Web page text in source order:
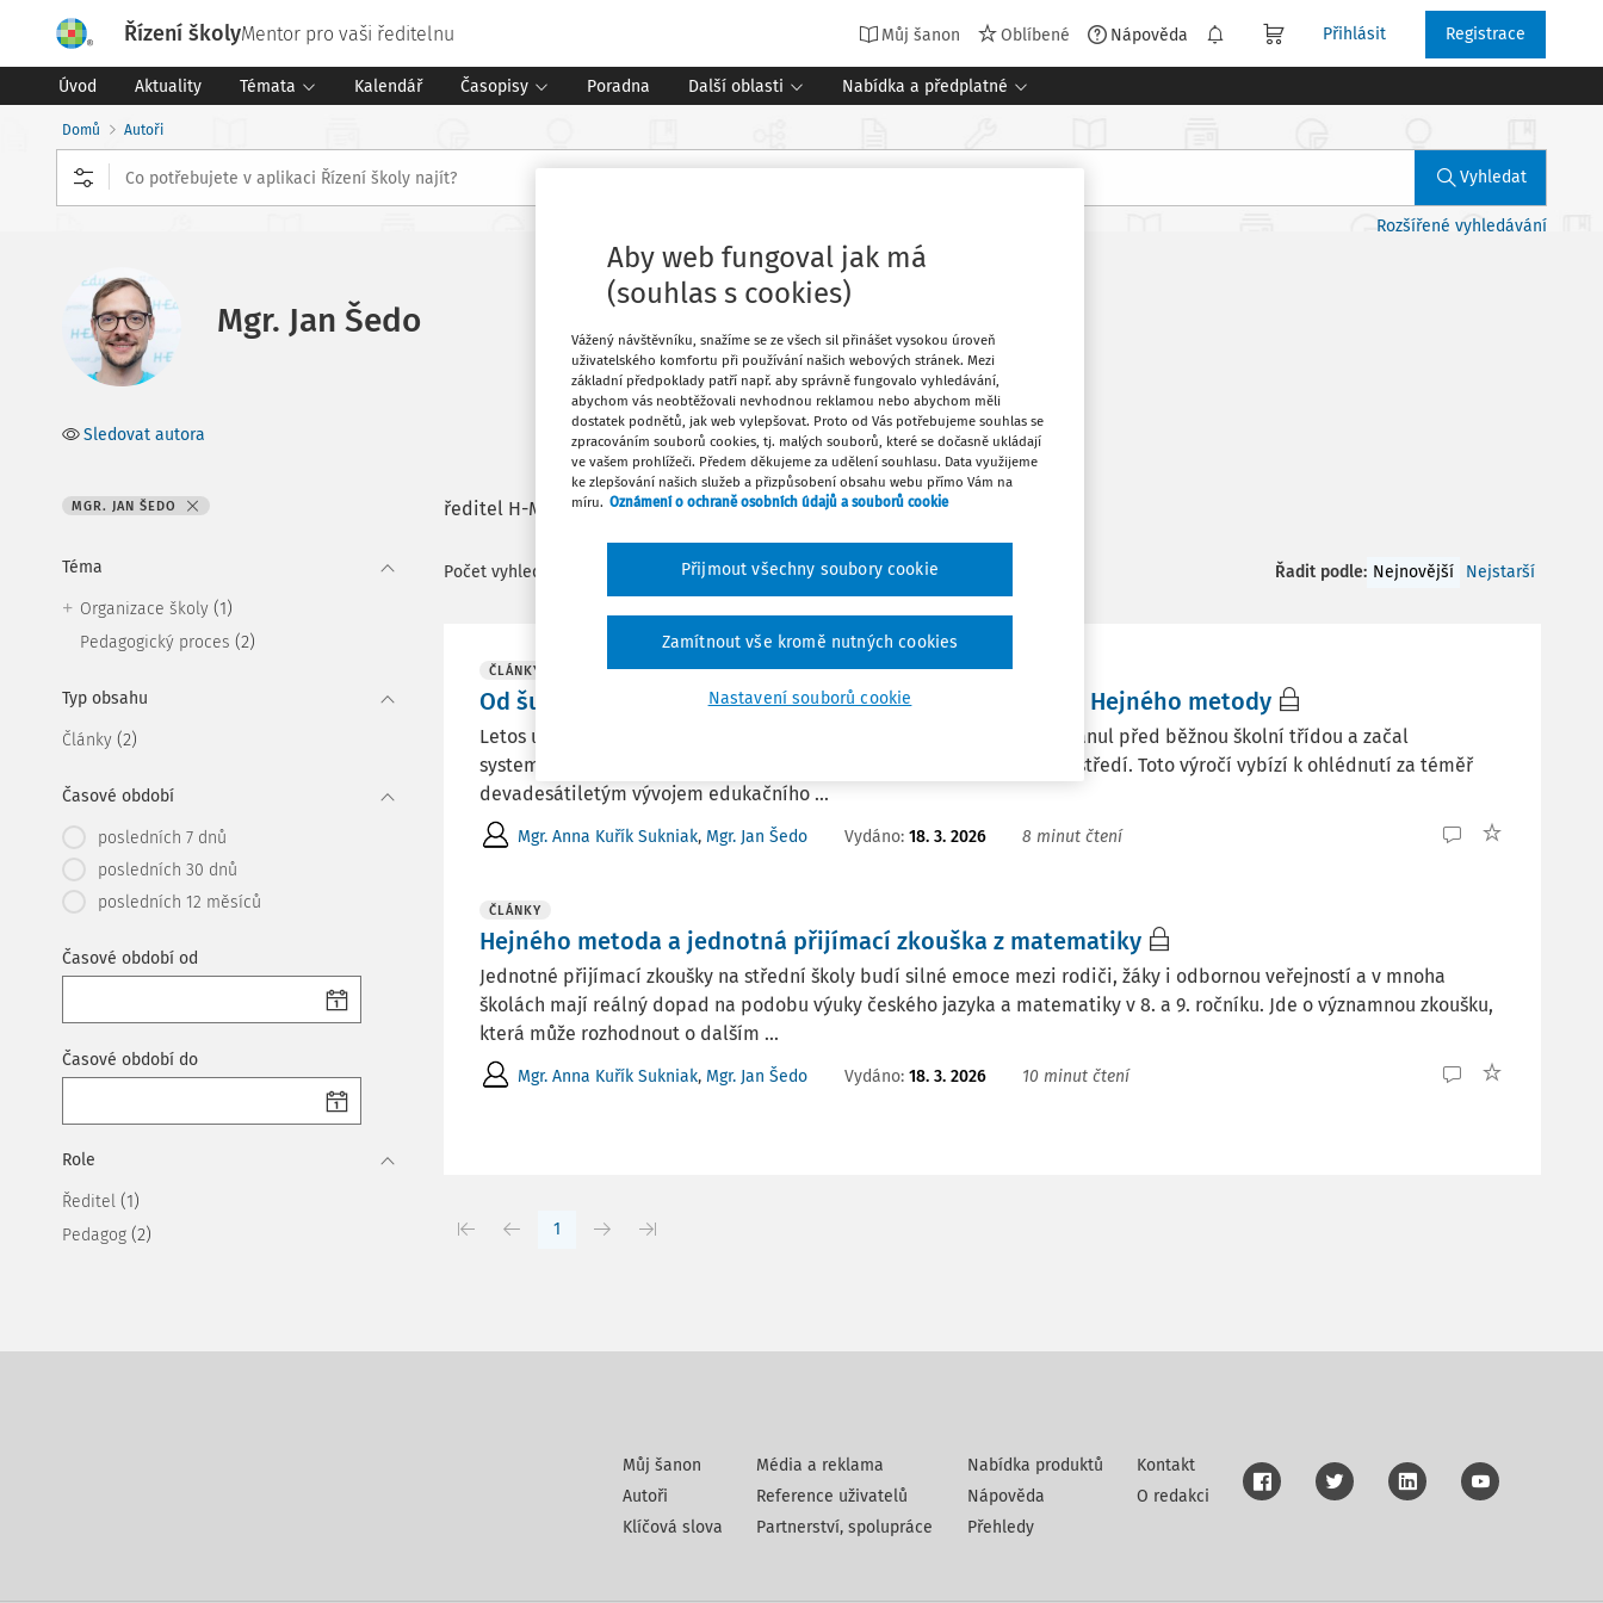
Řízení školyMentor pro vaši ředitelnu Můj šanon Oblíbené Nápověda Přihlásit Registrace
Úvod Aktuality Témata Kalendář Časopisy Poradna Další oblasti Nabídka a předplatné
Domů Autoři
Vyhledat
Rozšířené vyhledávání
Mgr. Jan Šedo
Sledovat autora
MGR. JAN ŠEDO
Téma
Organizace školy (1)
Pedagogický proces (2)
Typ obsahu
Články (2)
Časové období
posledních 7 dnů
posledních 30 dnů
posledních 12 měsíců
Časové období od
Časové období do
Role
Ředitel (1)
Pedagog (2)
ředitel H-MAT
Počet vyhledaných dokumentů:2 Řadit podle: Nejnovější Nejstarší
ČLÁNKY
Od šuplíku k mezinárodnímu uznání: Čtyři etapy vývoje Hejného metody
Letos uplynulo padesát let od chvíle, kdy prof. Milan Hejný poprvé stanul před běžnou školní třídou a začal
systematicky aplikovat myšlenky svého otce v klasickém školním prostředí. Toto výročí vybízí k ohlédnutí za téměř
devadesátiletým vývojem edukačního ...
Mgr. Anna Kuřík Sukniak, Mgr. Jan Šedo Vydáno: 18. 3. 2026 8 minut čtení
ČLÁNKY
Hejného metoda a jednotná přijímací zkouška z matematiky
Jednotné přijímací zkoušky na střední školy budí silné emoce mezi rodiči, žáky i odbornou veřejností a v mnoha
školách mají reálný dopad na podobu výuky českého jazyka a matematiky v 8. a 9. ročníku. Jde o významnou zkoušku,
která může rozhodnout o dalším ...
Mgr. Anna Kuřík Sukniak, Mgr. Jan Šedo Vydáno: 18. 3. 2026 10 minut čtení
1
Můj šanon
Autoři
Klíčová slova
Média a reklama
Reference uživatelů
Partnerství, spolupráce
Nabídka produktů
Nápověda
Přehledy
Kontakt
O redakci
Aby web fungoval jak má
(souhlas s cookies)
Vážený návštěvníku, snažíme se ze všech sil přinášet vysokou úroveň
uživatelského komfortu při používání našich webových stránek. Mezi
základní předpoklady patří např. aby správně fungovalo vyhledávání,
abychom vás neobtěžovali nevhodnou reklamou nebo abychom měli
dostatek podnětů, jak web vylepšovat. Proto od Vás potřebujeme souhlas se
zpracováním souborů cookies, tj. malých souborů, které se dočasně ukládají
ve vašem prohlížeči. Předem děkujeme za udělení souhlasu. Data využijeme
ke zlepšování našich služeb a přizpůsobení obsahu webu přímo Vám na
míru. Oznámení o ochraně osobních údajů a souborů cookie
Nastavení souborů cookie
Zamítnout vše kromě nutných cookies
Přijmout všechny soubory cookie